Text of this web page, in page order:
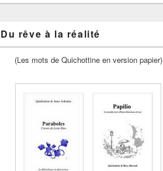
Du rêve à la réalité
(Les mots de Quichottine en version papier)